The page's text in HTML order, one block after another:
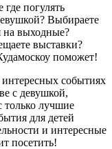
погулять
Выбираете
на выходные?
выставки?
поможет!
событиях
с девушкой,
лучшие
для детей
и интересные
посетить!